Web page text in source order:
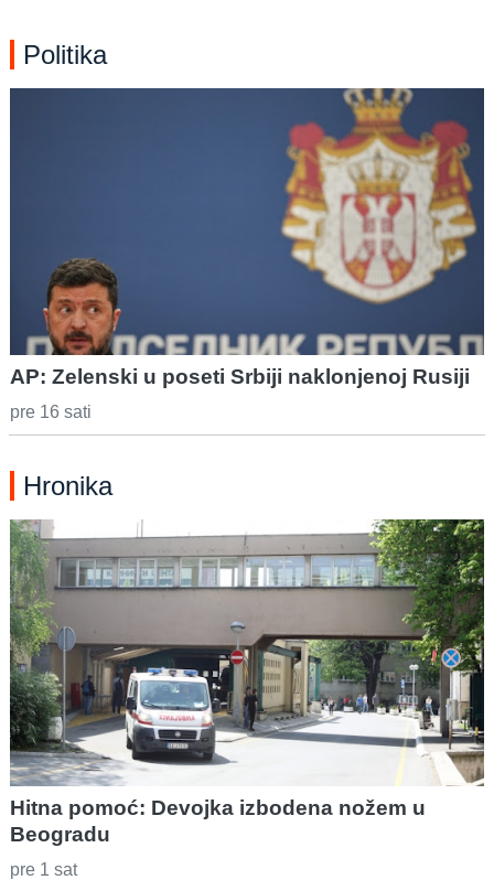
Politika
AP: Zelenski u poseti Srbiji naklonjenoj Rusiji
pre 16 sati
Hronika
Hitna pomoć: Devojka izbodena nožem u
Beogradu
pre 1 sat